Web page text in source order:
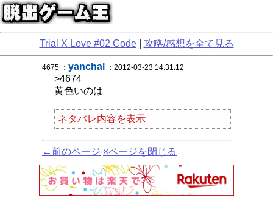
Trial X Love #02 Code| 攻略/感想を全て見る
4675 ： yanchal ：2012-03-23 14:31:12
>4674
黄色いのは
ネタバレ内容を表示
←前のページ ×ページを閉じる